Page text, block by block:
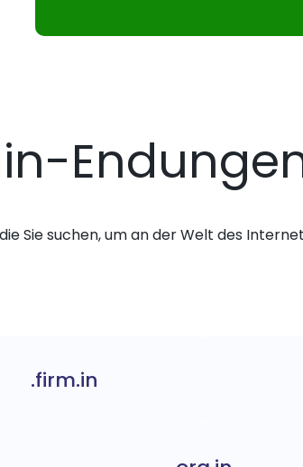
Sie suchen, um an der Welt des
.firm.in